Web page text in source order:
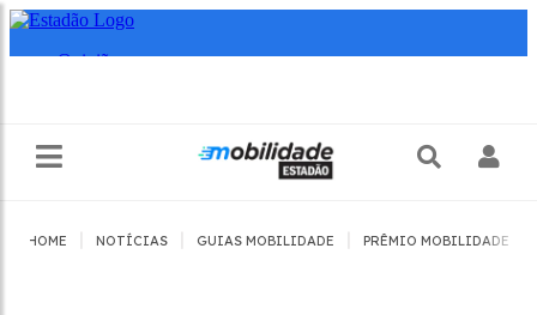
HOME NOTÍCIAS GUIAS MOBILIDADE PRÊMIO MOBILIDADE